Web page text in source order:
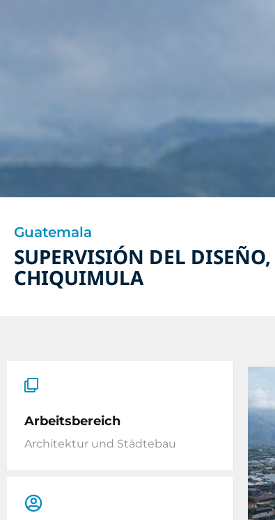
Guatemala
SUPERVISIÓN DEL
CHIQUIMULA
Arbeitsbereich
Architektur und Städtebau